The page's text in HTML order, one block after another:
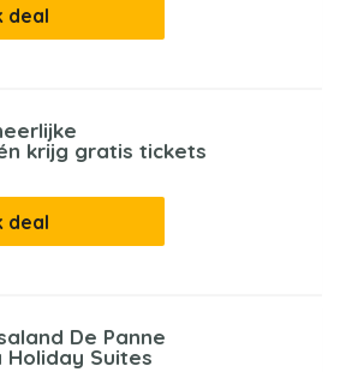
deal
krijg gratis tickets
deal
De Panne
Suites